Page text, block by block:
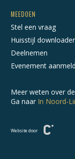
MEEDOEN
Stel een vraag
Huisstijl
Deelnemen
Evenement
Meer weten over
Ga naar In Noord-
Website door